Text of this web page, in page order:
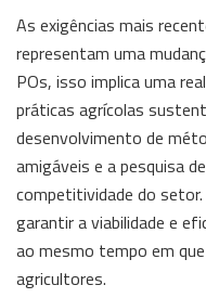
As exigências mais
representam uma
POs, isso implica uma
práticas agrícolas
desenvolvimento de
amigáveis e a pesquisa
competitividade do
garantir a viabilidade e
ao mesmo tempo em
agricultores.